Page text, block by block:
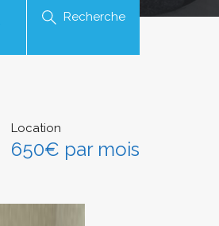
Recherche
Location
650€ par mois